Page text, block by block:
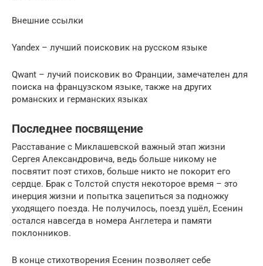
Внешние ссылки
Yandex – лучший поисковик на русском языке
Qwant – лучий поисковик во Франции, замечателен для
поиска на французском языке, также на других
романских и германских языках
Последнее посвящение
Расставание с Миклашевской важный этап жизни
Сергея Александровича, ведь больше никому не
посвятит поэт стихов, больше никто не покорит его
сердце. Брак с Толстой спустя некоторое время – это
инерция жизни и попытка зацепиться за подножку
уходящего поезда. Не получилось, поезд ушёл, Есенин
остался навсегда в номера Англетера и памяти
поклонников.
В конце стихотворения Есенин позволяет себе